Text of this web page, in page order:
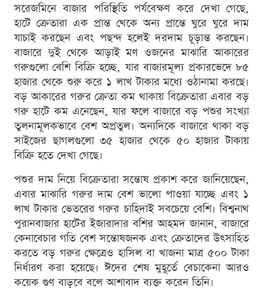
সরেজমিনে বাজার পরিস্থিতি পর্যবেক্ষণ করে দেখা গেছে,
হাটে ক্রেতারা এক প্রান্ত থেকে অন্য প্রান্তে ঘুরে ঘুরে দাম
যাচাই করছেন এবং পছন্দ হলেই দরদাম চূড়ান্ত করছেন।
বাজারে দুই থেকে আড়াই মণ ওজনের মাঝারি আকারের
গরুগুলো বেশি বিক্রি হচ্ছে, যার বাজারমূল্য প্রকারভেদে ৮৫
হাজার থেকে শুরু করে ১ লাখ টাকার মধ্যে ওঠানামা করছে।
বড় আকারের গরুর ক্রেতা কম থাকায় বিক্রেতারা এবার বড়
গরু হাটে কম এনেছেন, যার ফলে বাজারে বড় পশুর সংখ্যা
তুলনামূলকভাবে বেশ অপ্রতুল। অন্যদিকে বাজারে থাকা বড়
সাইজের ছাগলগুলো ৩৫ হাজার থেকে ৫০ হাজার টাকায়
বিক্রি হতে দেখা গেছে।
পশুর দাম নিয়ে বিক্রেতারা সন্তোষ প্রকাশ করে জানিয়েছেন,
এবার মাঝারি গরুর দাম বেশ ভালো পাওয়া যাচ্ছে এবং ১
লাখ টাকার ভেতরের গরুর চাহিদাই সবচেয়ে বেশি। বিশ্বনাথ
পুরানবাজার হাটের ইজারাদার বশির আহমদ জানান, বাজারে
কেনাবেচার গতি বেশ সন্তোষজনক এবং ক্রেতাদের উৎসাহিত
করতে বড় গরুর ক্ষেত্রেও হাসিল বা খাজনা মাত্র ৫০০ টাকা
নির্ধারণ করা হয়েছে। ঈদের শেষ মুহূর্তে বেচাকেনা আরও
কয়েক গুণ বাড়বে বলে আশাবাদ ব্যক্ত করেন তিনি।